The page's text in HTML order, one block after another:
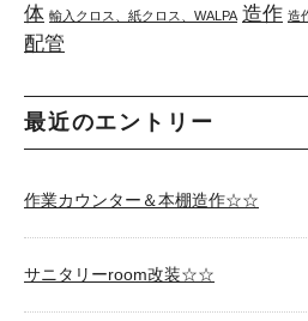
体 輸入クロス、紙クロス、WALPA 造作 造
配管
最近のエントリー
作業カウンター＆本棚造作☆☆
サニタリーroom改装☆☆